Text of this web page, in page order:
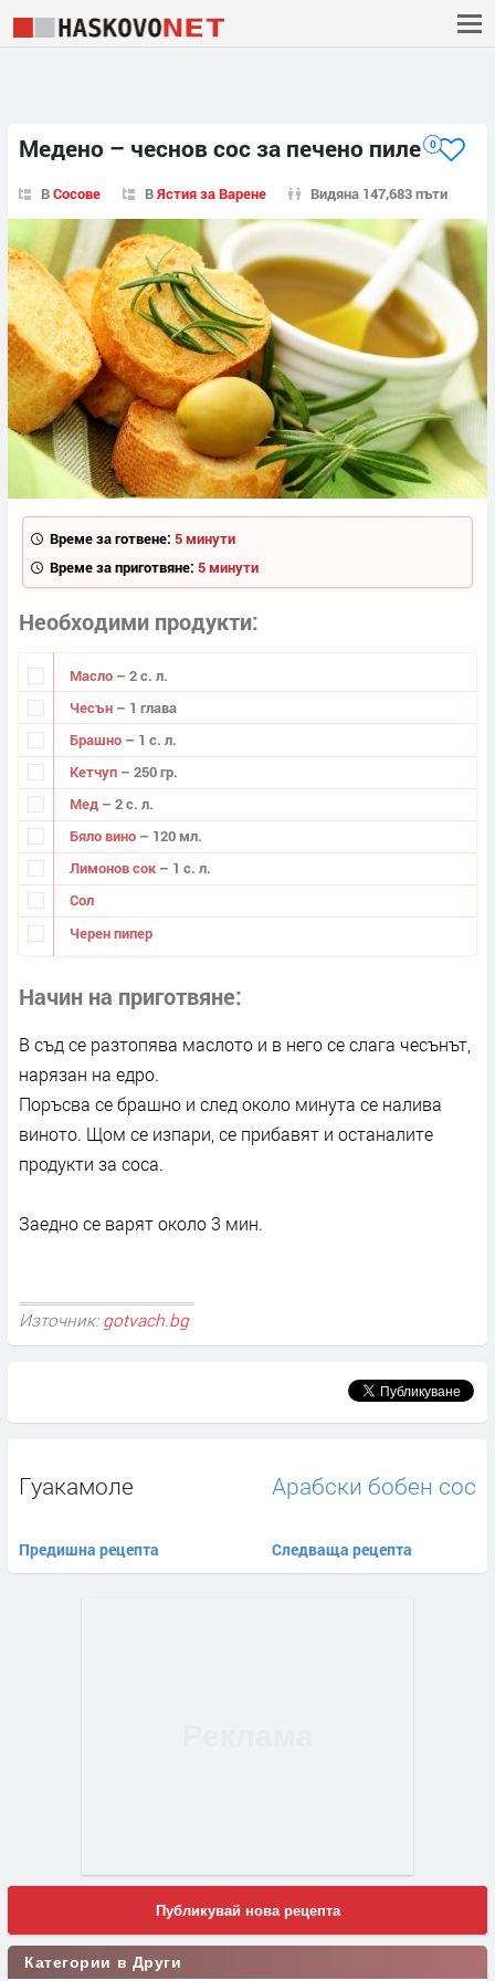
Медено – чеснов сос за печено пиле 0
ВСосове ВЯстия за Варене Видяна 147,683 пъти
Време за готвене: 5 минути
Време за приготвяне: 5 минути
Необходими продукти
Масло – 2 с. л.
Чесън – 1 глава
Брашно – 1 с. л.
Кетчуп – 250 гр.
Мед – 2 с. л.
Бяло вино – 120 мл.
Лимонов сок – 1 с. л.
Сол
Черен пипер
Начин на приготвяне
В съд се разтопява маслото и в него се слага чесънът,
нарязан на едро.
Поръсва се брашно и след около минута се налива
виното. Щом се изпари, се прибавят и останалите
продукти за соса.
Заедно се варят около 3 мин.
Източник: gotvach.bg
Гуакамоле
Предишна рецепта
Арабски бобен сос
Следваща рецепта
Публикувай нова рецепта
Категории в Други